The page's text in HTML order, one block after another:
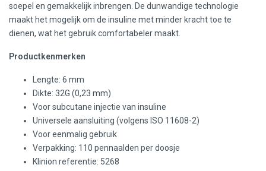
soepel en gemakkelijk inbrengen. De dunwandige technologie
maakt het mogelijk om de insuline met minder kracht toe te
dienen, wat het gebruik comfortabeler maakt.
Productkenmerken
Lengte: 6 mm
Dikte: 32G (0,23 mm)
Voor subcutane injectie van insuline
Universele aansluiting (volgens ISO 11608-2)
Voor eenmalig gebruik
Verpakking: 110 pennaalden per doosje
Klinion referentie: 5268